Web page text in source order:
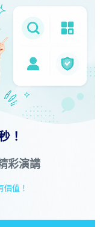
！
彩演講
值！